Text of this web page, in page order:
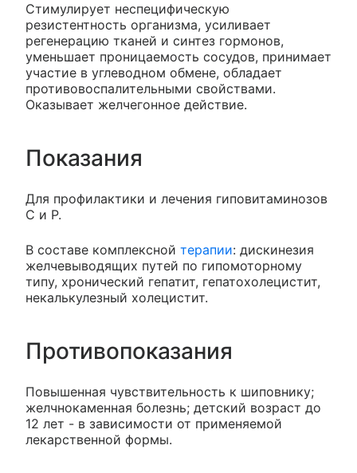
Стимулирует неспецифическую
резистентность организма, усиливает
регенерацию тканей и синтез гормонов,
уменьшает проницаемость сосудов, принимает
участие в углеводном обмене, обладает
противовоспалительными свойствами.
Оказывает желчегонное действие.
Показания
Для профилактики и лечения гиповитаминозов
C и P.
В составе комплексной терапии: дискинезия
желчевыводящих путей по гипомоторному
типу, хронический гепатит, гепатохолецистит,
некалькулезный холецистит.
Противопоказания
Повышенная чувствительность к шиповнику;
желчнокаменная болезнь; детский возраст до
12 лет - в зависимости от применяемой
лекарственной формы.